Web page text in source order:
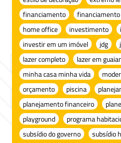
financiamento
home office
investimento
investir em um imóvel
jdg
lazer completo
lazer em
minha casa minha vida
orçamento
piscina
planejamento financeiro
playground
programa
subsídio do governo
subsídio